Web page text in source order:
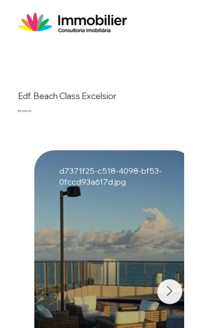
Edf. Beach Class Excelsior
R$ 3.000,00
d7371f25-c518-4098-bf53-
0fccd93a617d.jpg